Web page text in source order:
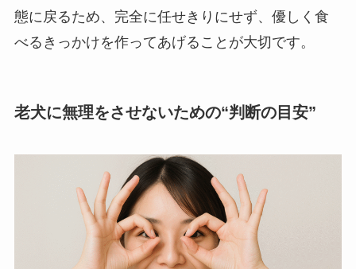
態に戻るため、完全に任せきりにせず、優しく食
べるきっかけを作ってあげることが大切です。
老犬に無理をさせないための“判断の目安”